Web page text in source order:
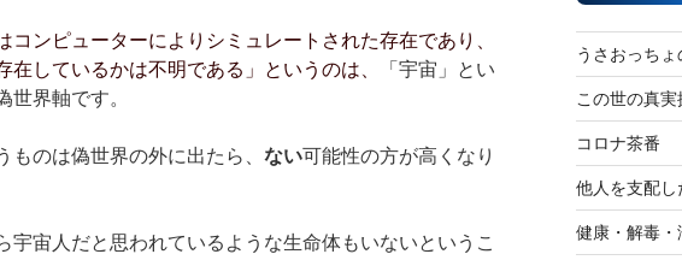
コンピューターによりシミュレートされた存在であり、
在しているかは不明である」というのは、
「宇宙」とい
世界軸です。
ものは偽世界の外に出たら、 ない可能性の方が高くなり
宇宙人だと思われているような生命体もいないというこ
うさおっちょ
この世の真実
コロナ茶番
他人を支配し
健康・解毒・